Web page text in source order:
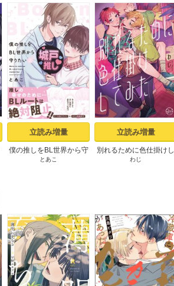
立読み増量
僕の推しをBL世界から守
りたい【シーモア限定特
とあこ
立読み増量
別れるために色仕掛けし
てみた1【コミックシーモ
わじ